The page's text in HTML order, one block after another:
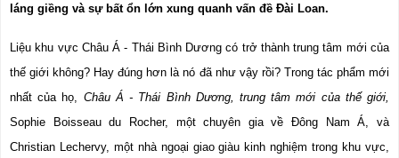
láng giềng và sự bất ổn lớn xung quanh vấn đề Đài Loan.
Liệu khu vực Châu Á - Thái Bình Dương có trở thành trung tâm mới của
thế giới không? Hay đúng hơn là nó đã như vậy rồi? Trong tác phẩm mới
nhất của họ, Châu Á - Thái Bình Dương, trung tâm mới của thế giới,
Sophie Boisseau du Rocher, một chuyên gia về Đông Nam Á, và
Christian Lechervy, một nhà ngoại giao giàu kinh nghiệm trong khu vực,